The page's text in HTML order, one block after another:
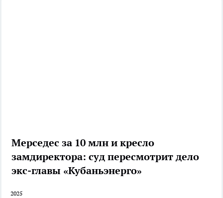
Мерседес за 10 млн и кресло
замдиректора: суд пересмотрит дело
экс-главы «Кубаньэнерго»
2025